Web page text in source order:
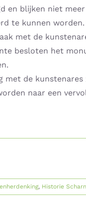
en blijken niet meer
te kunnen worden.
met de
besloten het
met de kunstenares
naar een
, Historie Scharn